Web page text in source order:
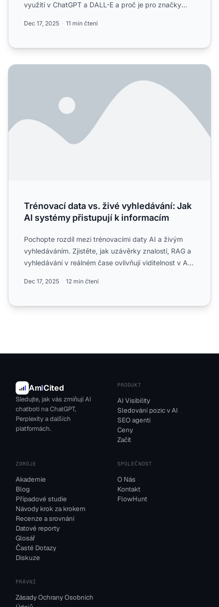
využití v ChatGPT a DALL-E a proč je pro značky
Dec 17, 2025 11 min čtení
Trénovací data vs. živé vyhledávání: Jak AI systémy
Trénovací data vs. živé vyhledávání: Jak
AI systémy přistupují k informacím
Pochopte rozdíl mezi trénovacími daty AI a živým
vyhledáváním. Zjistěte, jak uzávěrky znalostí, RAG a
vyhledávání v reálném čase ovlivňují viditelnost v AI
Dec 17, 2025 12 min čtení
AmICited
Sledujte, jak vás zmiňují AI
chatboti na ChatGPT,
Perplexity a dalších
platformách.
PRODUKT
AI Visibility
Sledování pozic v AI
SEO agenti
Ceny
Začít
ZDROJE
Akademie
Blog
Případové studie
Návody krok za krokem
Recenze a srovnání
Datové reporty
Glosář
Časté Dotazy
Diskuze
SPOLEČNOST
O Nás
Kontakt
FlowHunt
PRÁVNÍ
Zásady Ochrany Osobních